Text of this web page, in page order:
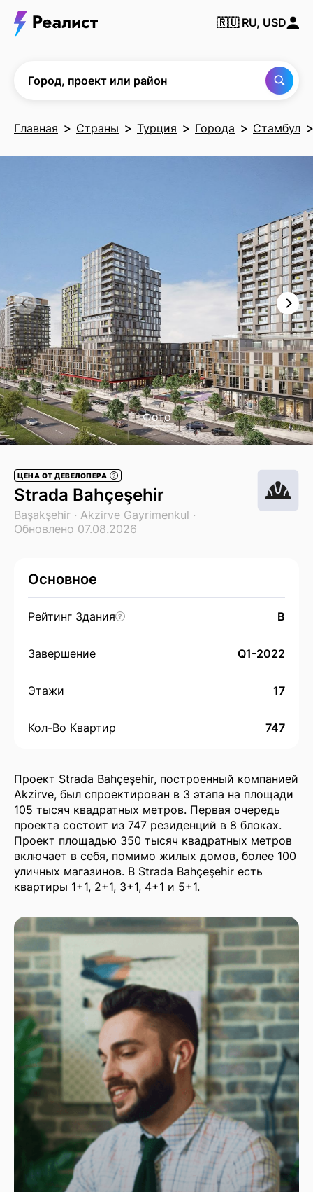
🇷🇺 RU, USD
Город, проект или район
Главная Страны Турция Города Стамбул
Фото
ЦЕНА ОТ ДЕВЕЛОПЕРА ?
Strada Bahçeşehir
Başakşehir · Akzirve Gayrimenkul ·
Обновлено 07.08.2026
Основное
Рейтинг Здания ? B
Завершение Q1-2022
Этажи 17
Кол-Во Квартир 747
Проект Strada Bahçeşehir, построенный компанией
Akzirve, был спроектирован в 3 этапа на площади
105 тысяч квадратных метров. Первая очередь
проекта состоит из 747 резиденций в 8 блоках.
Проект площадью 350 тысяч квадратных метров
включает в себя, помимо жилых домов, более 100
уличных магазинов. В Strada Bahçeşehir есть
квартиры 1+1, 2+1, 3+1, 4+1 и 5+1.